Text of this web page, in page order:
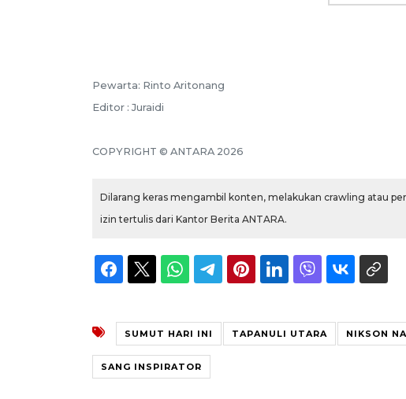
Pewarta: Rinto Aritonang
Editor : Juraidi
COPYRIGHT © ANTARA 2026
Dilarang keras mengambil konten, melakukan crawling atau
izin tertulis dari Kantor Berita ANTARA.
SUMUT HARI INI TAPANULI UTARA NIKSON
SANG INSPIRATOR